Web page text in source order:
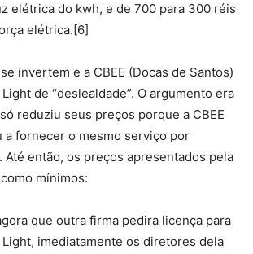
elétrica do kwh, e de 700 para 300 réis
elétrica.[6]
invertem e a CBEE (Docas de Santos)
de “deslealdade”. O argumento era
reduziu seus preços porque a CBEE
a fornecer o mesmo serviço por
Até então, os preços apresentados pela
mínimos:
que outra firma pedira licença para
imediatamente os diretores dela